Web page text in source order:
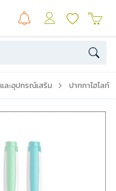
ละอุปกรณ์เสริม ปากกาไฮไลท์